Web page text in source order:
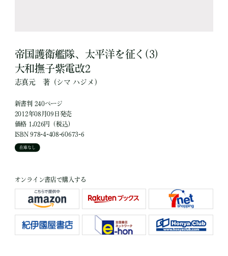
帝国護衛艦隊、太平洋を征く(3)
大和撫子紫電改2
志真元 著（シマ ハジメ）
新書判 240ページ
2012年08月09日発売
価格 1,026円（税込）
ISBN 978-4-408-60673-6
在庫なし
オンライン書店で購入する